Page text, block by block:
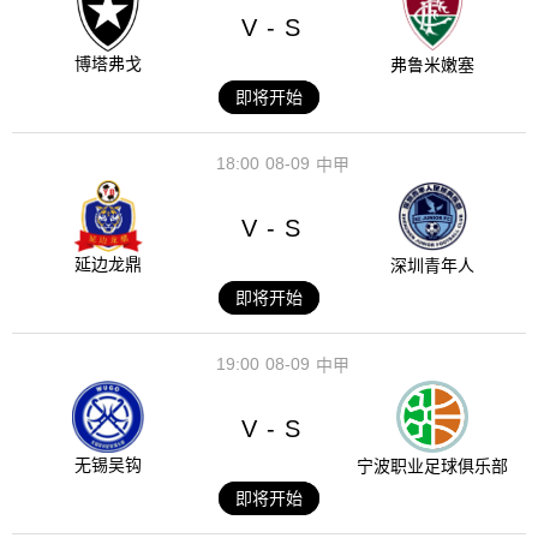
博塔弗戈
V - S
弗鲁米嫩塞
即将开始
08-09
18:00 中甲
延边龙鼎
V - S
深圳青年人
即将开始
08-09
19:00 中甲
无锡吴钩
V - S
宁波职业足球俱乐部
即将开始